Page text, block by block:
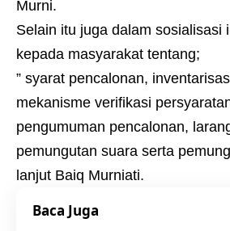
Murni.
Selain itu juga dalam sosialisasi
kepada masyarakat tentang;
” syarat pencalonan,
mekanisme verifikasi
pengumuman pencalonan,
pemungutan suara serta
lanjut Baiq Murniati.
Baca Juga